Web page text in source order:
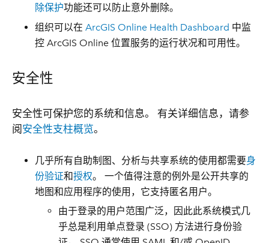
除保护功能还可以防止意外删除。
组织可以在ArcGIS Online Health Dashboard 中监
控 ArcGIS Online 位置服务的运行状况和可用性。
安全性
安全性可保护您的系统和信息。 有关详细信息，请参
阅 安全性支柱概览。
几乎所有自助制图、分析与共享系统的使用都需要身
份验证和授权。 一个值得注意的例外是公开共享的
地图和应用程序的使用，它支持匿名用户。
由于登录的用户范围广泛，因此此系统模式几
乎总是利用单点登录 (SSO) 方法进行身份验